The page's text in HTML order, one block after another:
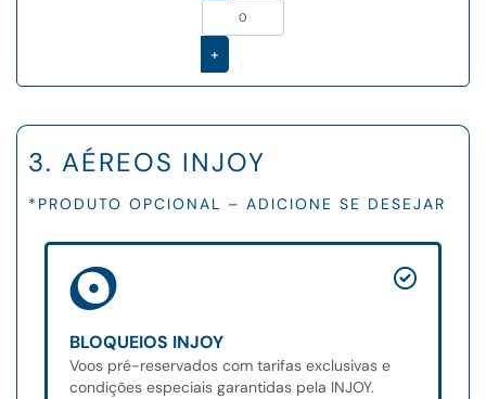
+
3. AÉREOS INJOY
*PRODUTO OPCIONAL – ADICIONE SE DESEJAR
BLOQUEIOS INJOY
Voos pré-reservados com tarifas exclusivas e
condições especiais garantidas pela INJOY.